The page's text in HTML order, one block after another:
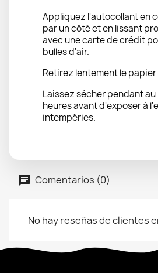
Appliquez l'autocollant en
par un côté et en lissant
avec une carte de crédit
bulles d'air.
Retirez lentement le
Laissez sécher pendant au
heures avant d'exposer à
intempéries.
Comentarios (0)
No hay reseñas de clientes